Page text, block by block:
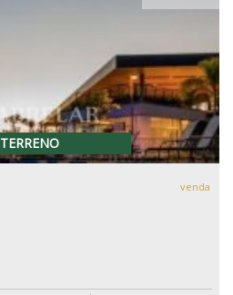
TERRENO
venda